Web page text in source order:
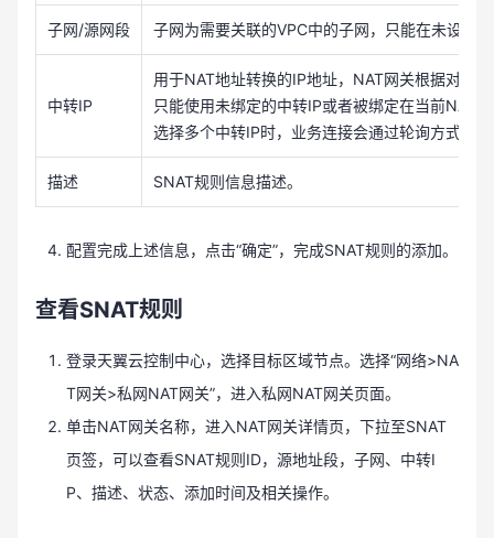
子网/源网段 子网为需要关联的VPC中的子网，只能在未设置
中转IP
用于NAT地址转换的IP地址，NAT网关根据对应
只能使用未绑定的中转IP或者被绑定在当前NAT
选择多个中转IP时，业务连接会通过轮询方式分
描述 SNAT规则信息描述。
配置完成上述信息，点击“确定”，完成SNAT规则的添加。
查看SNAT规则
登录天翼云控制中心，选择目标区域节点。选择“网络>NA
T网关>私网NAT网关”，进入私网NAT网关页面。
单击NAT网关名称，进入NAT网关详情页，下拉至SNAT
页签，可以查看SNAT规则ID，源地址段，子网、中转I
P、描述、状态、添加时间及相关操作。